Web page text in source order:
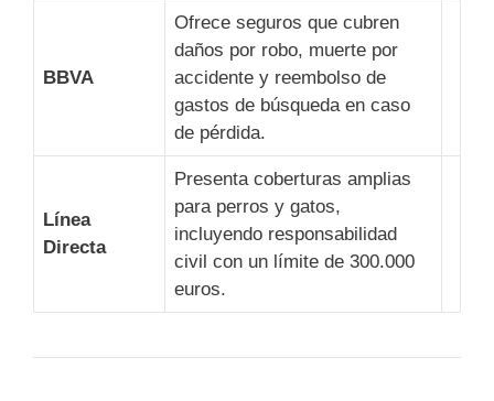
BBVA
Ofrece seguros que cubren
daños por robo, muerte por
accidente y reembolso de
gastos de búsqueda en caso
de pérdida.
Línea
Directa
Presenta coberturas amplias
para perros y gatos,
incluyendo responsabilidad
civil con un límite de 300.000
euros.